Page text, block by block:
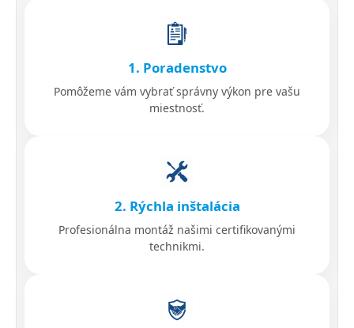
1. Poradenstvo
Pomôžeme vám vybrať správny výkon pre vašu
miestnosť.
2. Rýchla inštalácia
Profesionálna montáž našimi certifikovanými
technikmi.